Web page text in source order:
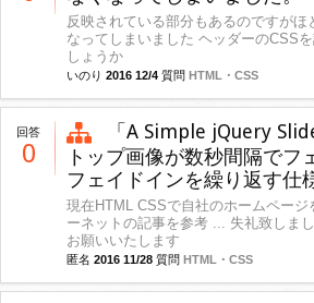
反映されている部分もあるのですがほ
なってしまいました ヘッダーのCSS
しょうか
いのり 2016 12/4 質問 HTML・CSS
回答
0
「A Simple jQuery
トップ画像が数秒間隔でフ
フェイドインを繰り返す仕
現在HTML CSSで自社のホームページ
ーネットの記事を参考 ... 失礼致しま
お願いいたします
匿名 2016 11/28 質問 HTML・CSS